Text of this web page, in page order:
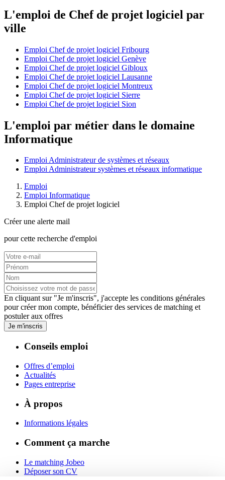
L'emploi de Chef de projet logiciel par
ville
Emploi Chef de projet logiciel Fribourg
Emploi Chef de projet logiciel Genève
Emploi Chef de projet logiciel Gibloux
Emploi Chef de projet logiciel Lausanne
Emploi Chef de projet logiciel Montreux
Emploi Chef de projet logiciel Sierre
Emploi Chef de projet logiciel Sion
L'emploi par métier dans le domaine
Informatique
Emploi Administrateur de systèmes et réseaux
Emploi Administrateur systèmes et réseaux informatique
Emploi
Emploi Informatique
Emploi Chef de projet logiciel
Créer une alerte mail
pour cette recherche d'emploi
En cliquant sur "Je m'inscris", j'accepte les conditions générales
pour créer mon compte, bénéficier des services de matching et
postuler aux offres
Je m'inscris
Conseils emploi
Offres d’emploi
Actualités
Pages entreprise
À propos
Informations légales
Comment ça marche
Le matching Jobeo
Déposer son CV